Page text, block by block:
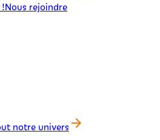
Nous rejoindre
notre univers